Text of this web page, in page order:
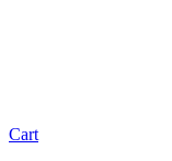
Cart